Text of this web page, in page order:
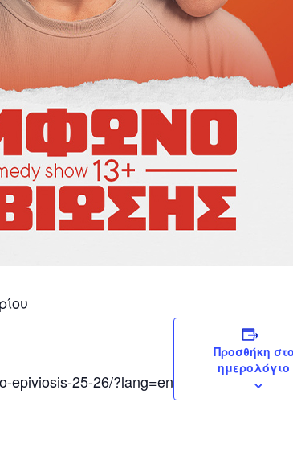
epiviosis-25-26/?lang=en
Προσθήκη στο
ημερολόγιο